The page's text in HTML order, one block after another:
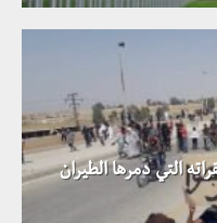
التي دمرها الطيران